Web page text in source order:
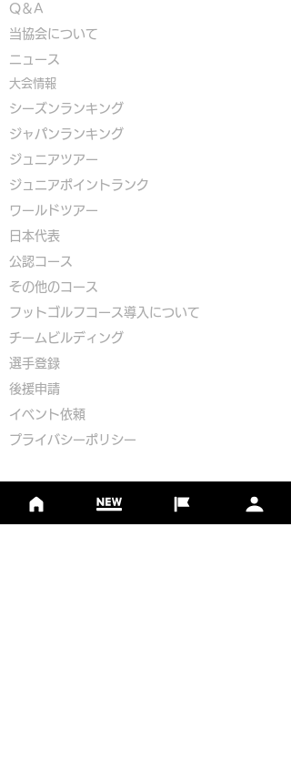
Q＆A
​当協会について
​ニュース
大会情報
シーズンランキング
ジャパンランキング
ジュニアツアー
ジュニアポイントランク
​ワールドツアー
​​日本代表
公認コース
​その他のコース
​ フットゴルフコース導入について
​チームビルディング
選手登録​
​後援申請
​イベント依頼
プライバシーポリシー